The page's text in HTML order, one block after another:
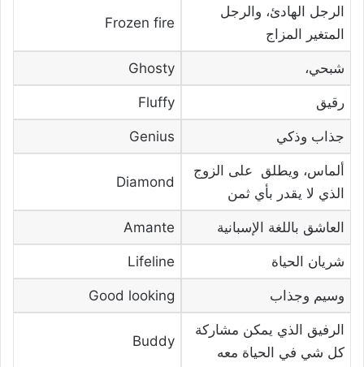
الرجل الهادئ، والرجل
المتغير المزاج
Frozen fire
شبحي، Ghosty
رقيق Fluffy
جذاب وذكي Genius
ألماس، ويطلق على الزوج
الذي لا يقدر بأي ثمن
Diamond
العاشق باللغة الإسبانية Amante
شريان الحياة Lifeline
وسيم وجذاب Good looking
الرفيق الذي يمكن مشاركة
كل شي في الحياة معه
Buddy